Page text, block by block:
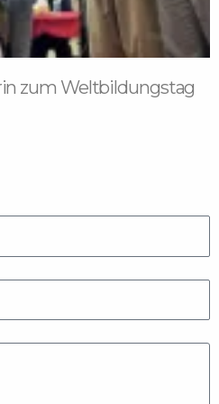
zum Weltbildungstag